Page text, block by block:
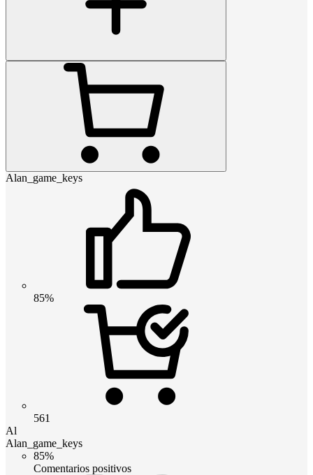
Alan_game_keys
85%
561
Al
Alan_game_keys
85%
Comentarios positivos